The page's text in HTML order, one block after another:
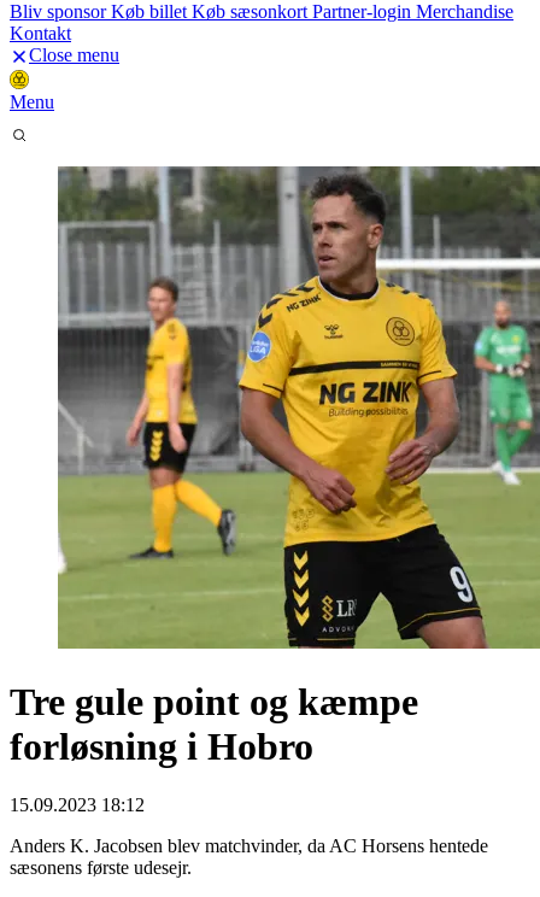
Bliv sponsorKøb billet Køb sæsonkort Partner-login Merchandise
Kontakt
Close menu
Menu
Tre gule point og kæmpe
forløsning i Hobro
15.09.2023 18:12
Anders K. Jacobsen blev matchvinder, da AC Horsens hentede
sæsonens første udesejr.